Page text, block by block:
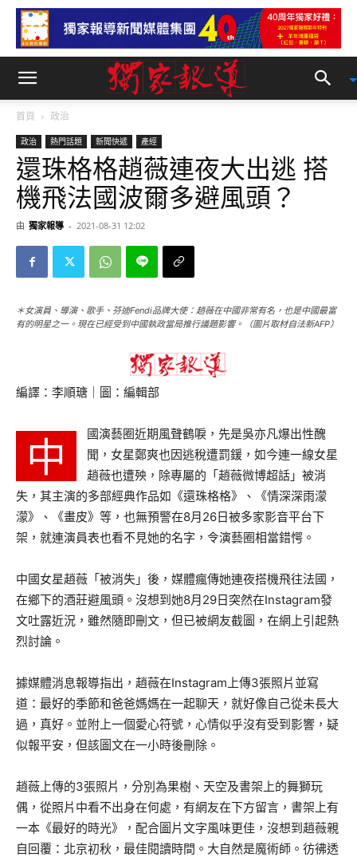
首頁 政治
政治 熱門話題 新聞快遞 產經
還珠格格趙薇連夜大出逃 搭
機飛法國波爾多避風頭？
由 獨家報導 - 2021-08-31 12:02
＊女演員、導演、歌手、芬迪Fendi品牌大使：趙薇在中國非常有名，也是中國最富
有的明星之一。現在已經受到中國執政當局推行議題影響。（圖片取材自法新AFP）
編譯：李順瑭｜圖：編輯部
中
國演藝圈近期風聲鶴唳，先是吳亦凡爆出性醜
聞，女星鄭爽也因逃稅遭罰鍰，如今連一線女星
趙薇也遭殃，除專屬的「趙薇微博超話」被消
失，其主演的多部經典作品如《還珠格格》、《情深深雨濛
濛》、《畫皮》等，也無預警在8月26日被多家影音平台下
架，就連演員表也看不見她的名字，令演藝圈相當錯愕。
中國女星趙薇「被消失」後，媒體瘋傳她連夜搭機飛往法國，
在鄉下的酒莊避風頭。沒想到她8月29日突然在Instagram發
文吐露近況，雖然隨即刪文，但已被網友截圖，在網上引起熱
烈討論。
據媒體消息報導指出，趙薇在Instagram上傳3張照片並寫
道：最好的季節和爸爸媽媽在一起聊天，就好像自己從未長大
過，真好。並附上一個愛心符號，心情似乎沒有受到影響，疑
似報平安，但該圖文在一小時後刪除。
趙薇上傳的3張照片，分別為果樹、天空及書架上的舞獅玩
偶，從照片中看不出身在何處，有網友在下方留言，書架上有
一本《最好的時光》，配合圖片文字風味更佳，沒想到趙薇親
自回覆：北京初秋，最佳閱讀時間。大自然是魔術師。彷彿透